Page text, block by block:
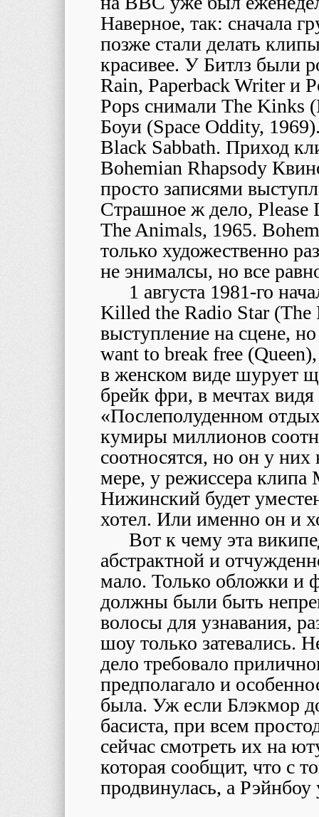
Наверное, так: сначала
позже стали делать
красивее. У Битлз были
Rain, Paperback Writer и
Pops снимали The Kinks
Боуи (Space Oddity,
Black Sabbath. Приход
Bohemian Rhapsody
просто записями
Страшное ж дело, Please
The Animals, 1965.
только художественно
не энималсы, но все
1 августа 1981-го
Killed the Radio Star
выступление на сцене,
want to break free
в женском виде шурует
брейк фри, в мечтах
«Послеполуденном
кумиры миллионов
соотносятся, но он у
мере, у режиссера клипа
Нижинский будет
хотел. Или именно он и
Вот к чему эта
абстрактной и
мало. Только обложки и
должны были быть
волосы для узнавания,
шоу только затевались.
дело требовало
предполагало и
была. Уж если Блэкмор
басиста, при всем
сейчас смотреть их на
которая сообщит, что с
продвинулась, а Рэйнбоу